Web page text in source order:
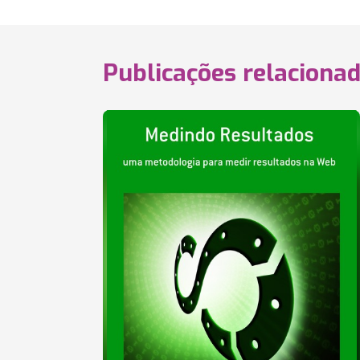
Publicações